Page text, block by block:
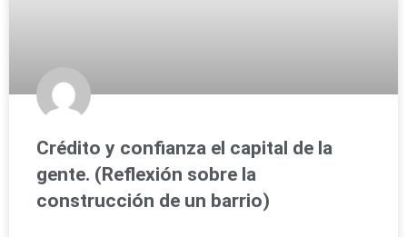
Crédito y confianza el capital de la
gente. (Reflexión sobre la
construcción de un barrio)